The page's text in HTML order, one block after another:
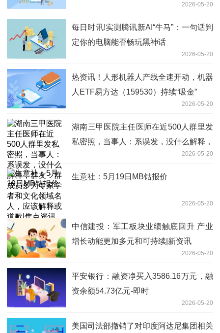
2026-05-20
每日时讯!实测腾讯新AI“牛马”：一句话判
定你的电脑能否畅玩黑神话
2026-05-20
热资讯！人形机器人产线全速开动，机器
人ETF易方达（159530）持续“吸金”
2026-05-20
湖南三甲医院主任医师在近500人群里发
私密照，当事人：系误发，没什么解释，
群友：群成员多为专家学者和文化领域名
人，应该解释或道歉|焦点资讯
2026-05-20
生意社：5月19日MB钴报价
2026-05-20
中信建投：军工板块业绩触底回升 产业
增长动能更加多元和可持续|新资讯
2026-05-20
平安银行：融资净买入3586.16万元，融
资余额54.73亿元-即时
2026-05-20
美国司法部撤销了对印度阿达尼集团相关